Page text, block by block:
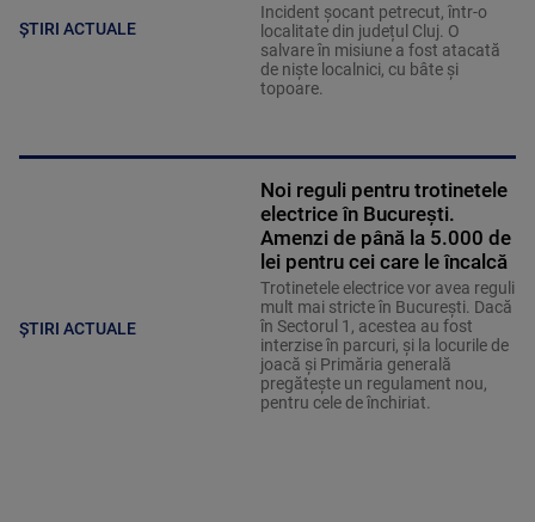
ȘTIRI ACTUALE
Incident șocant petrecut, într-o
localitate din județul Cluj. O
salvare în misiune a fost atacată
de niște localnici, cu bâte și
topoare.
ȘTIRI ACTUALE
Noi reguli pentru trotinetele
electrice în București.
Amenzi de până la 5.000 de
lei pentru cei care le încalcă
Trotinetele electrice vor avea reguli
mult mai stricte în București. Dacă
în Sectorul 1, acestea au fost
interzise în parcuri, și la locurile de
joacă și Primăria generală
pregătește un regulament nou,
pentru cele de închiriat.